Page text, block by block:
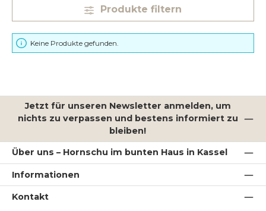
Produkte filtern
Keine Produkte gefunden.
Jetzt für unseren Newsletter anmelden, um
nichts zu verpassen und bestens informiert zu
bleiben!
Über uns – Hornschu im bunten Haus in Kassel
Informationen
Kontakt